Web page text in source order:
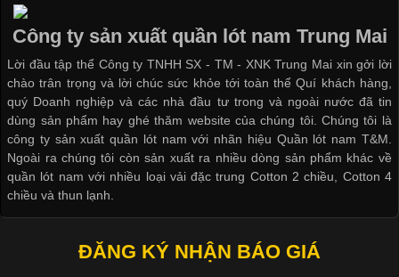
Ngành May Mặc Áo thun là một trong những trang phục quen
thuộc và được sử dụng phổ biến nhất hiện nay. Không chỉ đa
dạng về màu sắc hay chất liệu, áo thun còn có nhiều form dáng
khác nhau để phù hợp với từng phong cách thời trang và nhu
cầu
Khám Phá Áo Phông Trang Phục Phổ Biến Nhất Hiện Nay
Áo phông là một trong những trang phục phổ biến nhất trong
Công ty sản xuất quần lót nam Trung Mai
Lời đầu tập thể Công ty TNHH SX - TM - XNK Trung Mai xin gởi lời
chào trân trọng và lời chúc sức khỏe tới toàn thể Quí khách hàng,
quý Doanh nghiệp và các nhà đầu tư trong và ngoài nước đã tin
dùng sản phẩm hay ghé thăm website của chúng tôi. Chúng tôi là
công ty sản xuất quần lót nam với nhãn hiệu Quần lót nam T&M.
Ngoài ra chúng tôi còn sản xuất ra nhiều dòng sản phẩm khác về
quần lót nam với nhiều loại vải đặc trung Cotton 2 chiều, Cotton 4
chiều và thun lạnh.
ĐĂNG KÝ NHẬN BÁO GIÁ